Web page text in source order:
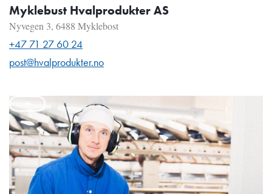
Myklebust Hvalprodukter AS
Nyvegen 3, 6488 Myklebost
+47 71 27 60 24
post@hvalprodukter.no
+